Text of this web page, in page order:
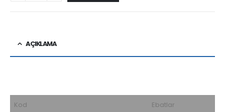
AÇIKLAMA
Kod Ebatlar